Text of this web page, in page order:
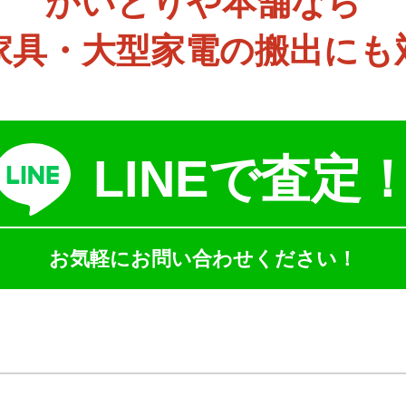
具・大型家電の搬出にも
LINEで査定！
お気軽にお問い合わせください！